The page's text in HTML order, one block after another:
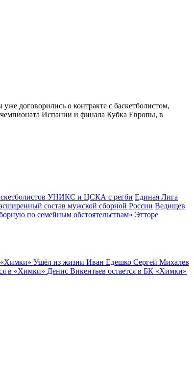
договорились о контракте с баскетболистом,
Испании и финала Кубка Европы, в
УНИКС и ЦСКА с регби Единая Лига
состав мужской сборной России Ведищев
по семейным обстоятельствам» Этторе
Ушёл из жизни Иван Едешко Сергей Михалев
в «Химки» Денис Викентьев остается в БК «Химки»